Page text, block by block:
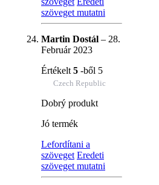
szöveget mutatni
Martin Dostál – 28.
Február 2023
Értékelt 5 -ből 5
Czech Republic
Dobrý produkt
Jó termék
Lefordítani a
szöveget Eredeti
szöveget mutatni